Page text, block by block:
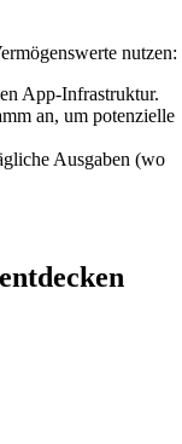
nutzen:
App-Infrastruktur.
an, um potenzielle
Ausgaben (wo